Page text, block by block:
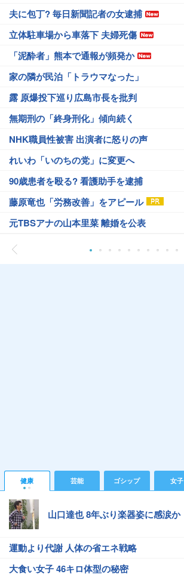
夫に包丁? 毎日新聞記者の女逮捕
立体駐車場から車落下 夫婦死傷
「泥酔者」熊本で通報が頻発か
家の隣が民泊「トラウマなった」
露 原爆投下巡り広島市長を批判
無期刑の「終身刑化」傾向続く
NHK職員性被害 出演者に怒りの声
れいわ「いのちの党」に変更へ
90歳患者を殴る? 看護助手を逮捕
藤原竜也「労務改善」をアピール
元TBSアナの山本里菜 離婚を公表
健康 芸能 ゴシップ 女子
山口達也 8年ぶり楽器姿に感涙か
運動より代謝 人体の省エネ戦略
大食い女子 46キロ体型の秘密